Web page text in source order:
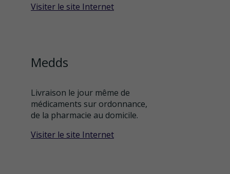
Visiter le site Internet
Medds
Livraison le jour même de
médicaments sur ordonnance,
de la pharmacie au domicile.
Visiter le site Internet